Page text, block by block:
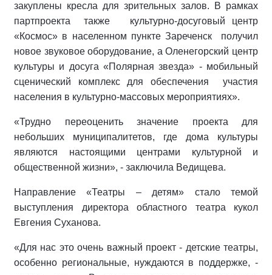
закуплены кресла для зрительных залов. В рамках
партпроекта также культурно-досуговый центр
«Космос» в населенном пункте Зареченск получил
новое звуковое оборудование, а Оленегорский центр
культуры и досуга «Полярная звезда» - мобильный
сценический комплекс для обеспечения участия
населения в культурно-массовых мероприятиях».
«Трудно переоценить значение проекта для
небольших муниципалитетов, где дома культуры
являются настоящими центрами культурной и
общественной жизни», - заключила Ведищева.
Направление «Театры – детям» стало темой
выступления директора областного театра кукол
Евгения Суханова.
«Для нас это очень важный проект - детские театры,
особенно региональные, нуждаются в поддержке, -